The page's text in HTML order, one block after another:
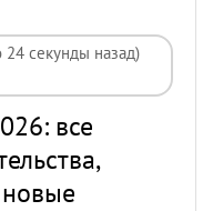
24 секунды назад)
все